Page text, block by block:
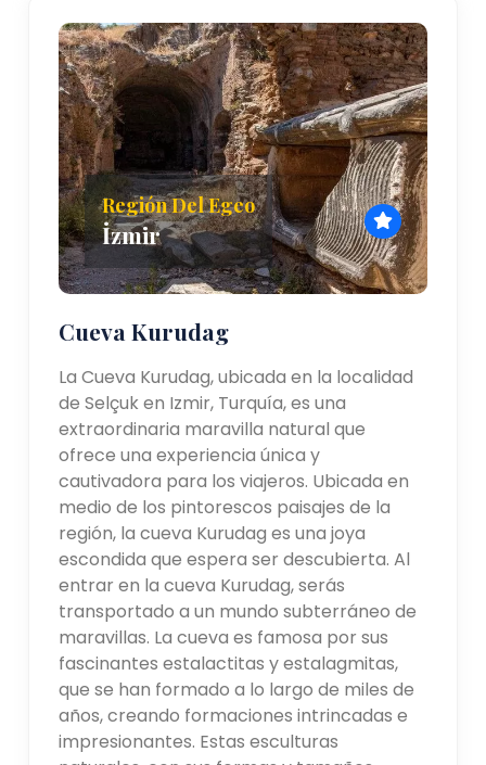
Región Del Egeo
İzmir
Cueva Kurudag
La Cueva Kurudag, ubicada en la localidad
de Selçuk en Izmir, Turquía, es una
extraordinaria maravilla natural que
ofrece una experiencia única y
cautivadora para los viajeros. Ubicada en
medio de los pintorescos paisajes de la
región, la cueva Kurudag es una joya
escondida que espera ser descubierta. Al
entrar en la cueva Kurudag, serás
transportado a un mundo subterráneo de
maravillas. La cueva es famosa por sus
fascinantes estalactitas y estalagmitas,
que se han formado a lo largo de miles de
años, creando formaciones intrincadas e
impresionantes. Estas esculturas